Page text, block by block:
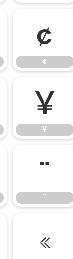
¢
¢
¥
¥
¨
¨
«